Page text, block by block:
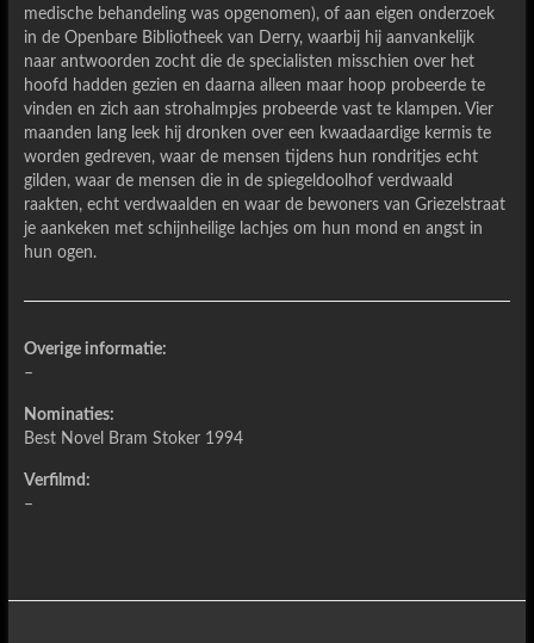
medische behandeling was opgenomen), of aan eigen onderzoek
in de Openbare Bibliotheek van Derry, waarbij hij aanvankelijk
naar antwoorden zocht die de specialisten misschien over het
hoofd hadden gezien en daarna alleen maar hoop probeerde te
vinden en zich aan strohalmpjes probeerde vast te klampen. Vier
maanden lang leek hij dronken over een kwaadaardige kermis te
worden gedreven, waar de mensen tijdens hun rondritjes echt
gilden, waar de mensen die in de spiegeldoolhof verdwaald
raakten, echt verdwaalden en waar de bewoners van Griezelstraat
je aankeken met schijnheilige lachjes om hun mond en angst in
hun ogen.
Overige informatie:
–
Nominaties:
Best Novel Bram Stoker 1994
Verfilmd:
–